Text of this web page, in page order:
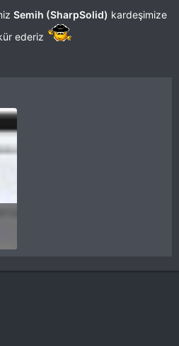
Semih (SharpSolid) kardeşimize
ederiz